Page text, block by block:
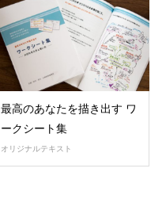
最高のあなたを描き出す ワ
ークシート集
オリジナルテキスト